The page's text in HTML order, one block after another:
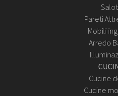
Pareti
Mobili
Arredo
Cucine
Cucine